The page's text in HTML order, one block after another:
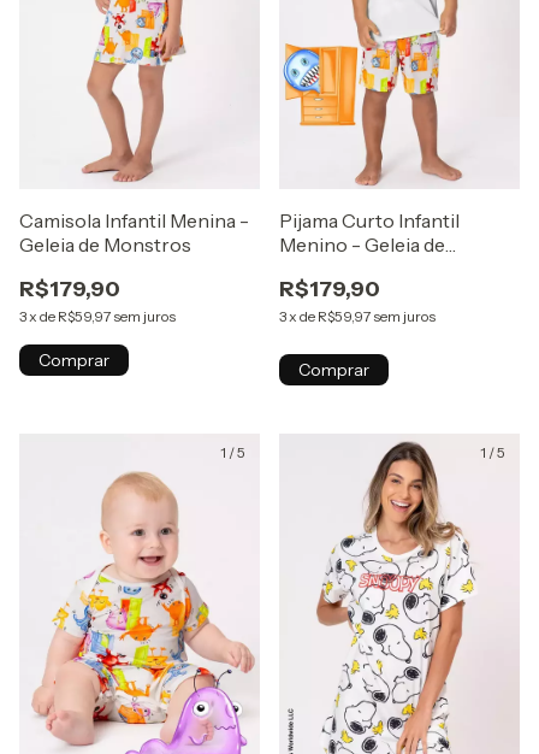
Camisola Infantil Menina -
Geleia de Monstros
R$179,90
3x de R$59,97 sem juros
Comprar
Pijama Curto Infantil
Menino - Geleia de
R$179,90
3x de R$59,97 sem juros
Comprar
1 /5 1 /5